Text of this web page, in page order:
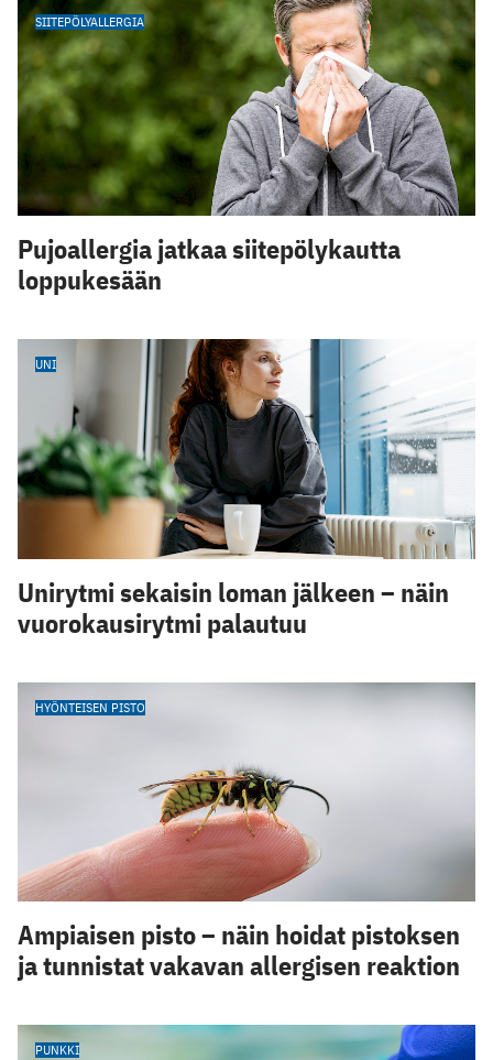
SIITEPÖLYALLERGIA
Pujoallergia jatkaa siitepölykautta
loppukesään
UNI
Unirytmi sekaisin loman jälkeen – näin
vuorokausirytmi palautuu
HYÖNTEISEN PISTO
Ampiaisen pisto – näin hoidat pistoksen
ja tunnistat vakavan allergisen reaktion
PUNKKI